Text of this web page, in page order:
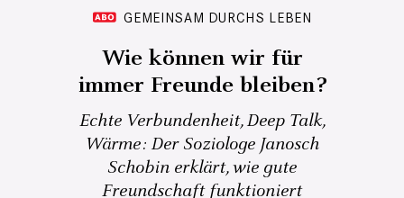
GEMEINSAM DURCHS LEBEN
Wie können wir für
immer Freunde bleiben?
Echte Verbundenheit, Deep Talk,
Wärme: Der Soziologe Janosch
Schobin erklärt, wie gute
Freundschaft funktioniert